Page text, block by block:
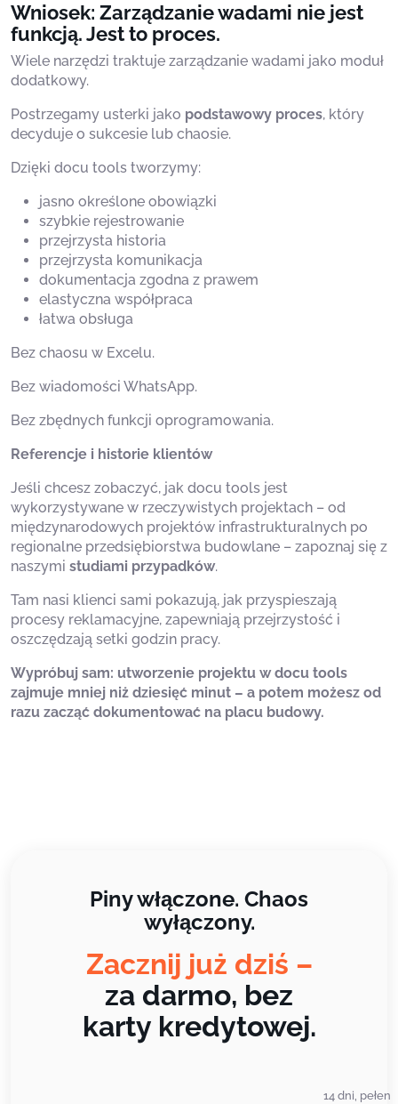
Wniosek: Zarządzanie wadami nie jest
funkcją. Jest to proces.
Wiele narzędzi traktuje zarządzanie wadami jako moduł
dodatkowy.
Postrzegamy usterki jako podstawowy proces, który
decyduje o sukcesie lub chaosie.
Dzięki docu tools tworzymy:
jasno określone obowiązki
szybkie rejestrowanie
przejrzysta historia
przejrzysta komunikacja
dokumentacja zgodna z prawem
elastyczna współpraca
łatwa obsługa
Bez chaosu w Excelu.
Bez wiadomości WhatsApp.
Bez zbędnych funkcji oprogramowania.
Referencje i historie klientów
Jeśli chcesz zobaczyć, jak docu tools jest
wykorzystywane w rzeczywistych projektach – od
międzynarodowych projektów infrastrukturalnych po
regionalne przedsiębiorstwa budowlane – zapoznaj się z
naszymi studiami przypadków.
Tam nasi klienci sami pokazują, jak przyspieszają
procesy reklamacyjne, zapewniają przejrzystość i
oszczędzają setki godzin pracy.
Wypróbuj sam: utworzenie projektu w docu tools
zajmuje mniej niż dziesięć minut – a potem możesz od
razu zacząć dokumentować na placu budowy.
Piny włączone. Chaos
wyłączony.
Zacznij już dziś –
za darmo, bez
karty kredytowej.
14 dni, pełen